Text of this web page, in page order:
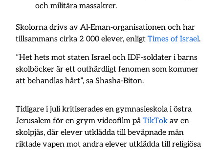
och militära massakrer.
Skolorna drivs av Al-Eman-organisationen och har
tillsammans cirka 2 000 elever, enligtTimes of Israel.
”Het hets mot staten Israel och IDF-soldater i barns
skolböcker är ett outhärdligt fenomen som kommer
att behandlas hårt”, sa Shasha-Biton.
Tidigare i juli kritiserades en gymnasieskola i östra
Jerusalem för en grym videofilm påTikTok av en
skolpjäs, där elever utklädda till beväpnade män
riktade vapen mot andra elever utklädda till religiösa